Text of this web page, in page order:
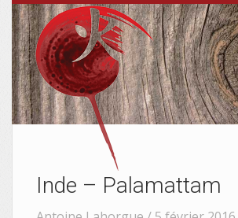
Inde – Palamattam